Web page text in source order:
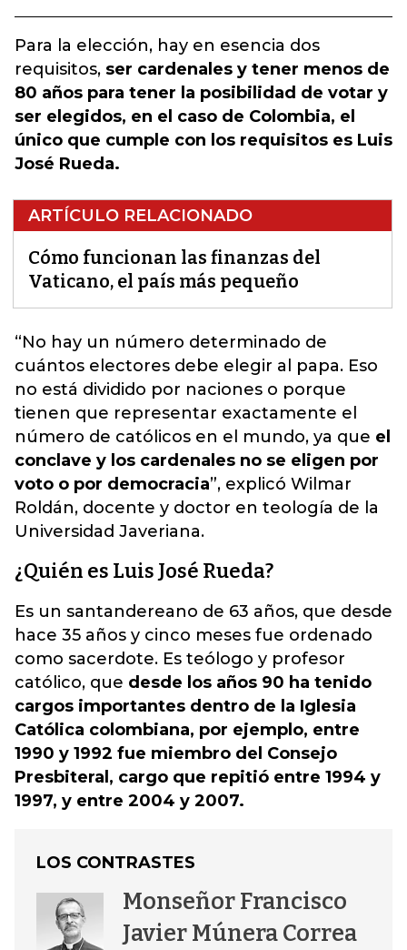
Para la elección, hay en esencia dos
requisitos, ser cardenales y tener menos de
80 años para tener la posibilidad de votar y
ser elegidos, en el caso de Colombia, el
único que cumple con los requisitos es Luis
José Rueda.
ARTÍCULO RELACIONADO
Cómo funcionan las finanzas del
Vaticano, el país más pequeño
“No hay un número determinado de
cuántos electores debe elegir al papa. Eso
no está dividido por naciones o porque
tienen que representar exactamente el
número de católicos en el mundo, ya que el
conclave y los cardenales no se eligen por
voto o por democracia”, explicó Wilmar
Roldán, docente y doctor en teología de la
Universidad Javeriana.
¿Quién es Luis José Rueda?
Es un santandereano de 63 años, que desde
hace 35 años y cinco meses fue ordenado
como sacerdote. Es teólogo y profesor
católico, que desde los años 90 ha tenido
cargos importantes dentro de la Iglesia
Católica colombiana, por ejemplo, entre
1990 y 1992 fue miembro del Consejo
Presbiteral, cargo que repitió entre 1994 y
1997, y entre 2004 y 2007.
LOS CONTRASTES
Monseñor Francisco
Javier Múnera Correa